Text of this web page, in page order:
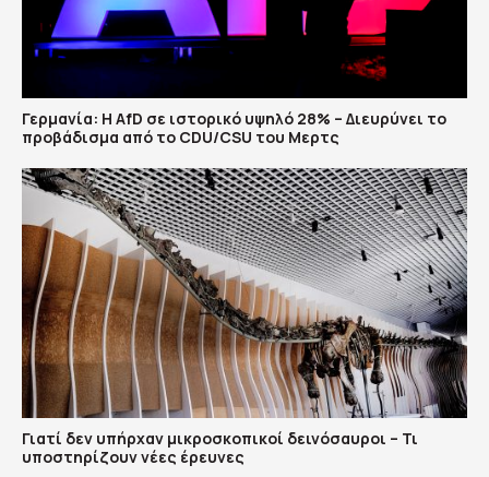
Γερμανία: Η AfD σε ιστορικό υψηλό 28% – Διευρύνει το
προβάδισμα από το CDU/CSU του Μερτς
Γιατί δεν υπήρχαν μικροσκοπικοί δεινόσαυροι – Τι
υποστηρίζουν νέες έρευνες